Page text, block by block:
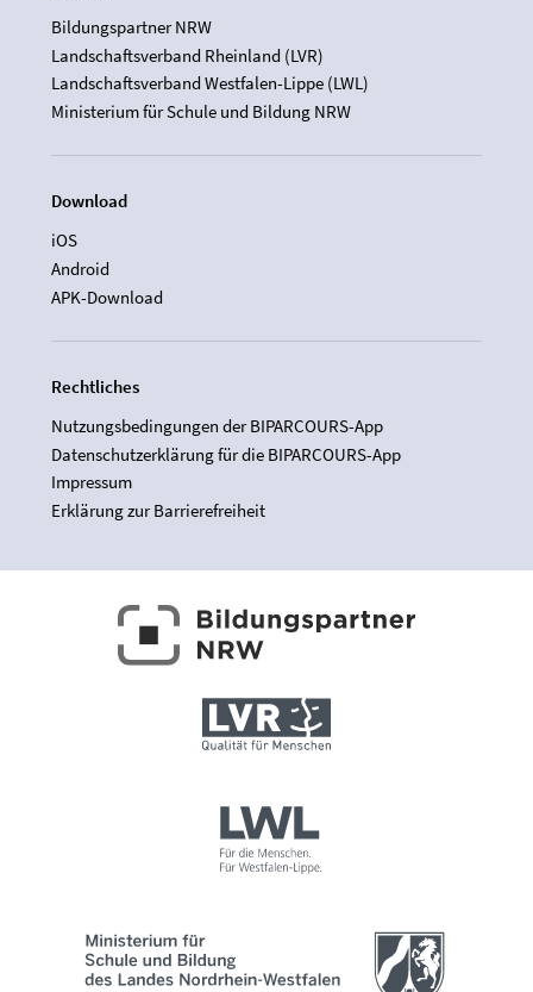
Bildungspartner NRW
Landschaftsverband Rheinland (LVR)
Landschaftsverband Westfalen-Lippe (LWL)
Ministerium für Schule und Bildung NRW
Download
iOS
Android
APK-Download
Rechtliches
Nutzungsbedingungen der BIPARCOURS-App
Datenschutzerklärung für die BIPARCOURS-App
Impressum
Erklärung zur Barrierefreiheit